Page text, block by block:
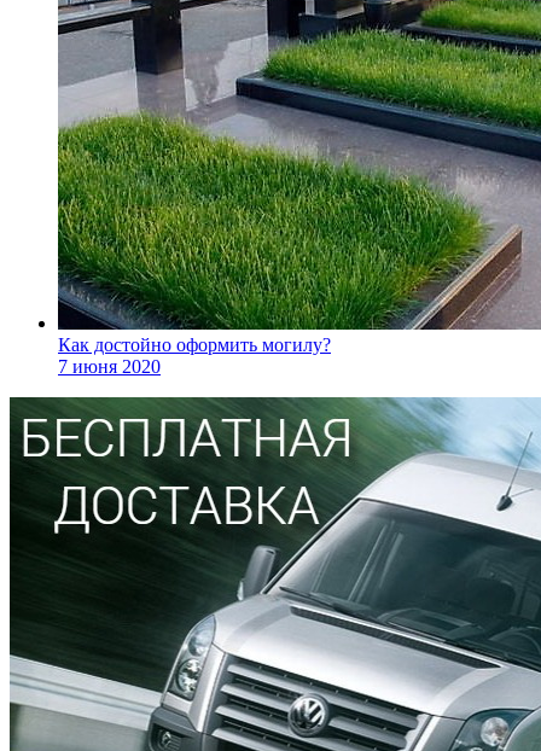
Как достойно оформить могилу?
7 июня 2020